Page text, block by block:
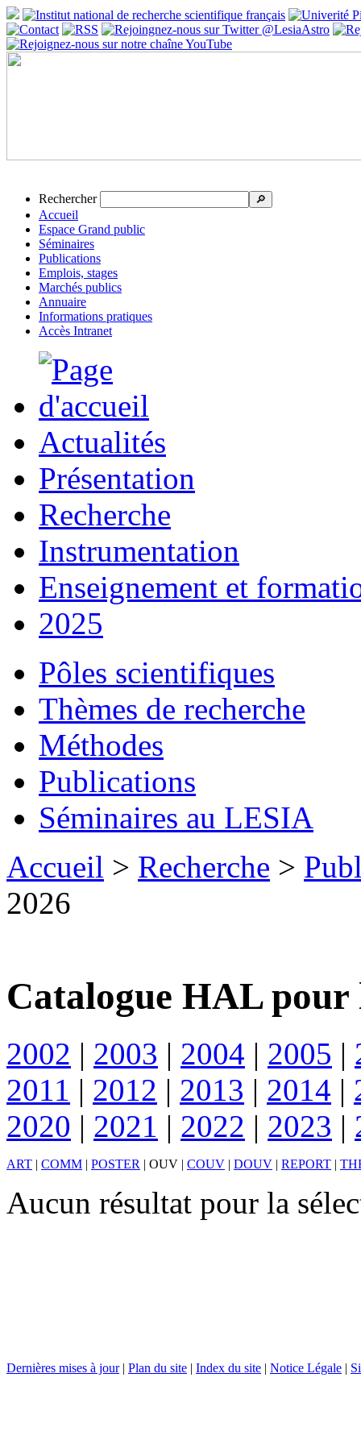
Rechercher 🔎
Accueil
Espace Grand public
Séminaires
Publications
Emplois, stages
Marchés publics
Annuaire
Informations pratiques
Accès Intranet
Actualités
Présentation
Recherche
Instrumentation
Enseignement et
2025
Pôles scientifiques
Thèmes de recherche
Méthodes
Publications
Séminaires au LESIA
Accueil > Recherche >
2026
Catalogue HAL pour
2002 | 2003 | 2004 | 2005 |
2011 | 2012 | 2013 | 2014 |
2020 | 2021 | 2022 | 2023 |
ART | COMM | POSTER | OUV | COUV | DOUV | REPORT |
Aucun résultat pour la
Dernières mises à jour| Plan du site | Index du site | Notice Légale |